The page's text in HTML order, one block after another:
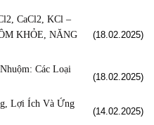
CaCl2, KCl –
KHỎE, NĂNG
(18.02.2025)
Các Loại
(18.02.2025)
Lợi Ích Và Ứng
(14.02.2025)